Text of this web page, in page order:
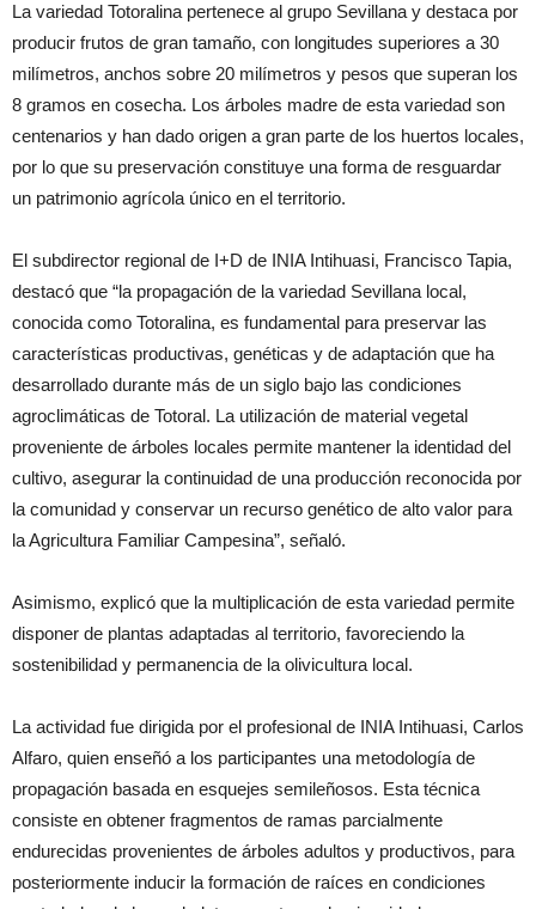
La variedad Totoralina pertenece al grupo Sevillana y destaca por
producir frutos de gran tamaño, con longitudes superiores a 30
milímetros, anchos sobre 20 milímetros y pesos que superan los
8 gramos en cosecha. Los árboles madre de esta variedad son
centenarios y han dado origen a gran parte de los huertos locales,
por lo que su preservación constituye una forma de resguardar
un patrimonio agrícola único en el territorio.
El subdirector regional de I+D de INIA Intihuasi, Francisco Tapia,
destacó que “la propagación de la variedad Sevillana local,
conocida como Totoralina, es fundamental para preservar las
características productivas, genéticas y de adaptación que ha
desarrollado durante más de un siglo bajo las condiciones
agroclimáticas de Totoral. La utilización de material vegetal
proveniente de árboles locales permite mantener la identidad del
cultivo, asegurar la continuidad de una producción reconocida por
la comunidad y conservar un recurso genético de alto valor para
la Agricultura Familiar Campesina”, señaló.
Asimismo, explicó que la multiplicación de esta variedad permite
disponer de plantas adaptadas al territorio, favoreciendo la
sostenibilidad y permanencia de la olivicultura local.
La actividad fue dirigida por el profesional de INIA Intihuasi, Carlos
Alfaro, quien enseñó a los participantes una metodología de
propagación basada en esquejes semileñosos. Esta técnica
consiste en obtener fragmentos de ramas parcialmente
endurecidas provenientes de árboles adultos y productivos, para
posteriormente inducir la formación de raíces en condiciones